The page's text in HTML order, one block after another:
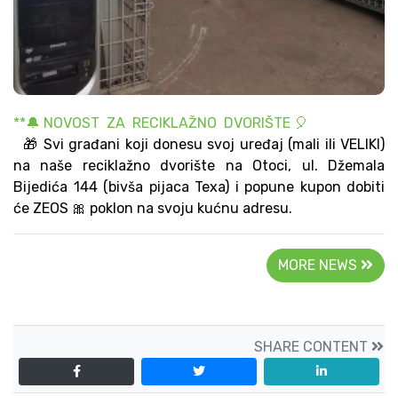
**🔔 NOVOST ZA RECIKLAŽNO DVORIŠTE 🎈
🎁 Svi građani koji donesu svoj uređaj (mali ili VELIKI)
na naše reciklažno dvorište na Otoci, ul. Džemala
Bijedića 144 (bivša pijaca Texa) i popune kupon dobiti
će ZEOS 🎀 poklon na svoju kućnu adresu.
MORE NEWS
SHARE CONTENT